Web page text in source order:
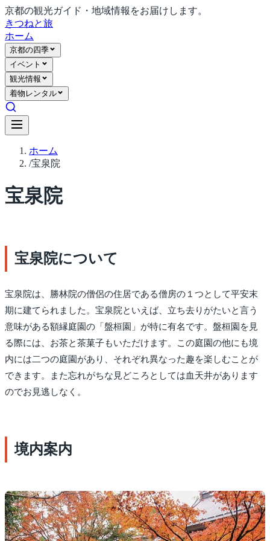
京都の観光ガイド・地域情報をお届けします。
きつねと旅
ホーム
京都の四季
イベント
観光情報
着物レンタル
ホーム
/宝泉院
宝泉院
宝泉院について
宝泉院は、勝林院の僧侶の住居である僧房の１つとして平安末
期に建てられました。宝泉院といえば、立ち去りがたいと言う
意味がある額縁庭園の「盤桓園」が特に有名です。盤桓園を見
る際には、お茶と茶菓子もいただけます。この庭園の他にも境
内には二つの庭園があり、それぞれ異なった趣を楽しむことが
できます。また忘れがちな見どころとしては血天井があります
のでお見逃しなく。
境内案内